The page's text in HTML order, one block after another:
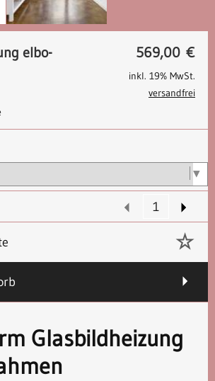
569,00 €
elbo-
inkl. 19% MwSt.
versandfrei
Glasbildheizung